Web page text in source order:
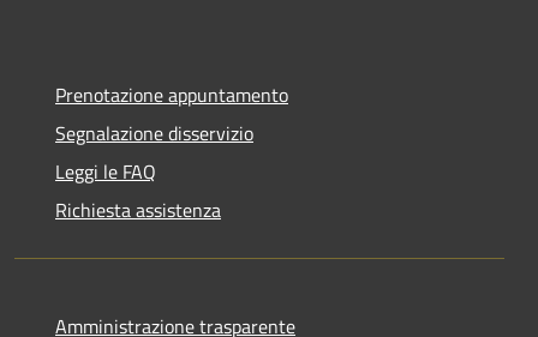
Prenotazione appuntamento
Segnalazione disservizio
Leggi le FAQ
Richiesta assistenza
Amministrazione trasparente